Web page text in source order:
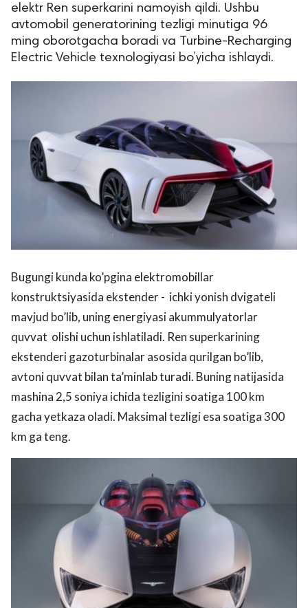
защищены.
elektr Ren superkarini namoyish qildi. Ushbu
avtomobil generatorining tezligi minutiga 96
ming oborotgacha boradi va Turbine-Recharging
Electric Vehicle texnologiyasi bo’yicha ishlaydi.
Bugungi kunda ko’pgina elektromobillar
konstruktsiyasida ekstender - ichki yonish dvigateli
mavjud bo’lib, uning energiyasi akummulyatorlar
quvvat olishi uchun ishlatiladi. Ren superkarining
ekstenderi gazoturbinalar asosida qurilgan bo’lib,
avtoni quvvat bilan ta’minlab turadi. Buning natijasida
mashina 2,5 soniya ichida tezligini soatiga 100 km
gacha yetkaza oladi. Maksimal tezligi esa soatiga 300
km ga teng.